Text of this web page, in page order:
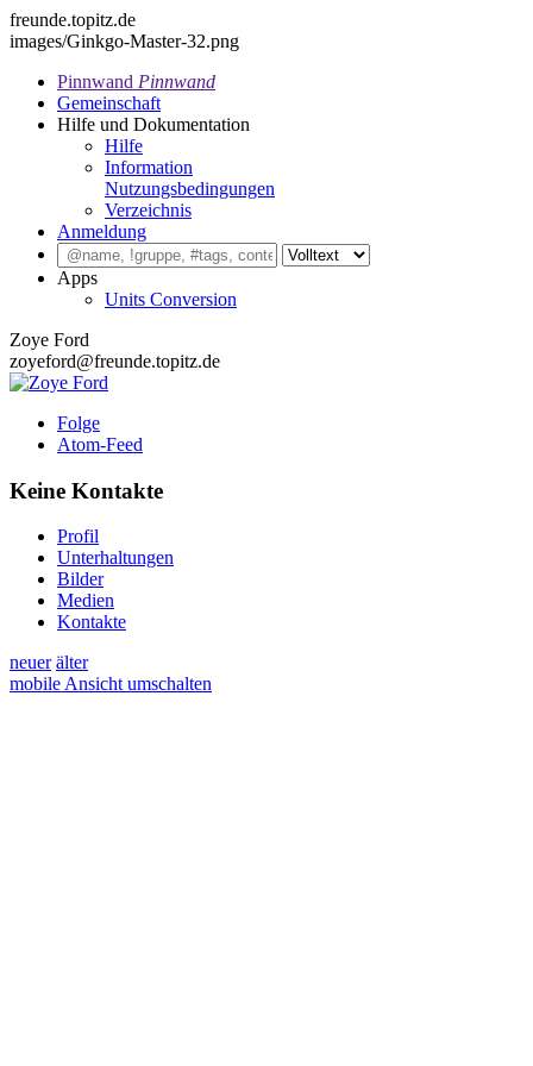
freunde.topitz.de
images/Ginkgo-Master-32.png
Pinnwand Pinnwand
Gemeinschaft
Hilfe und Dokumentation
Hilfe
Information
Nutzungsbedingungen
Verzeichnis
Anmeldung
Apps
Units Conversion
Zoye Ford
zoyeford@freunde.topitz.de
Folge
Atom-Feed
Keine Kontakte
Profil
Unterhaltungen
Bilder
Medien
Kontakte
neuer älter
mobile Ansicht umschalten